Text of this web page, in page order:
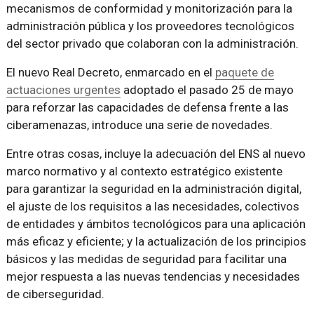
mecanismos de conformidad y monitorización para la
administración pública y los proveedores tecnológicos
del sector privado que colaboran con la administración.
El nuevo Real Decreto, enmarcado en el paquete de
actuaciones urgentes adoptado el pasado 25 de mayo
para reforzar las capacidades de defensa frente a las
ciberamenazas, introduce una serie de novedades.
Entre otras cosas, incluye la adecuación del ENS al nuevo
marco normativo y al contexto estratégico existente
para garantizar la seguridad en la administración digital,
el ajuste de los requisitos a las necesidades, colectivos
de entidades y ámbitos tecnológicos para una aplicación
más eficaz y eficiente; y la actualización de los principios
básicos y las medidas de seguridad para facilitar una
mejor respuesta a las nuevas tendencias y necesidades
de ciberseguridad.